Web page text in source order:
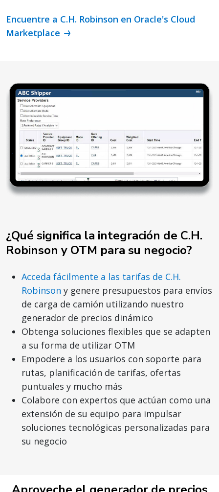
Encuentre a C.H. Robinson en Oracle's Cloud
Marketplace
¿Qué significa la integración de C.H.
Robinson y OTM para su negocio?
Acceda fácilmente a las tarifas de C.H.
Robinson y genere presupuestos para envíos
de carga de camión utilizando nuestro
generador de precios dinámico
Obtenga soluciones flexibles que se adapten
a su forma de utilizar OTM
Empodere a los usuarios con soporte para
rutas, planificación de tarifas, ofertas
puntuales y mucho más
Colabore con expertos que actúan como una
extensión de su equipo para impulsar
soluciones tecnológicas personalizadas para
su negocio